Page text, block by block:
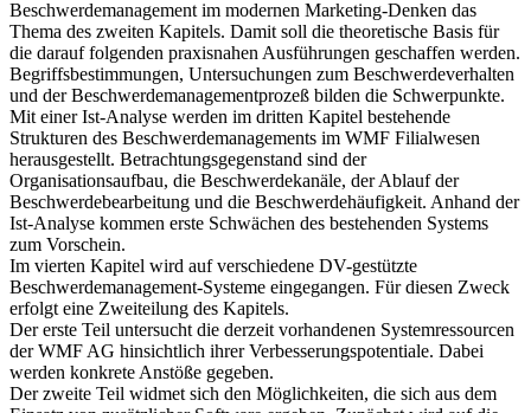
Beschwerdemanagement im modernen Marketing-Denken das
Thema des zweiten Kapitels. Damit soll die theoretische Basis für
die darauf folgenden praxisnahen Ausführungen geschaffen werden.
Begriffsbestimmungen, Untersuchungen zum Beschwerdeverhalten
und der Beschwerdemanagementprozeß bilden die Schwerpunkte.
Mit einer Ist-Analyse werden im dritten Kapitel bestehende
Strukturen des Beschwerdemanagements im WMF Filialwesen
herausgestellt. Betrachtungsgegenstand sind der
Organisationsaufbau, die Beschwerdekanäle, der Ablauf der
Beschwerdebearbeitung und die Beschwerdehäufigkeit. Anhand der
Ist-Analyse kommen erste Schwächen des bestehenden Systems
zum Vorschein.
Im vierten Kapitel wird auf verschiedene DV-gestützte
Beschwerdemanagement-Systeme eingegangen. Für diesen Zweck
erfolgt eine Zweiteilung des Kapitels.
Der erste Teil untersucht die derzeit vorhandenen Systemressourcen
der WMF AG hinsichtlich ihrer Verbesserungspotentiale. Dabei
werden konkrete Anstöße gegeben.
Der zweite Teil widmet sich den Möglichkeiten, die sich aus dem